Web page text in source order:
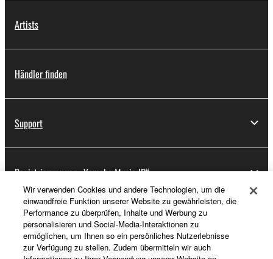
Artists
Händler finden
Support
Registrierung von „Yamaha Music ID“
Über Yamaha
Wir verwenden Cookies und andere Technologien, um die
einwandfreie Funktion unserer Website zu gewährleisten, die
Performance zu überprüfen, Inhalte und Werbung zu
personalisieren und Social-Media-Interaktionen zu
ermöglichen, um Ihnen so ein persönliches Nutzerlebnisse
zur Verfügung zu stellen. Zudem übermitteln wir auch